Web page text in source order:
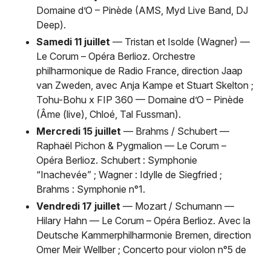
Domaine d’O – Pinède (AMS, Myd Live Band, DJ
Deep).
Samedi 11 juillet — Tristan et Isolde (Wagner) —
Le Corum – Opéra Berlioz. Orchestre
philharmonique de Radio France, direction Jaap
van Zweden, avec Anja Kampe et Stuart Skelton ;
Tohu-Bohu x FIP 360 — Domaine d’O – Pinède
(Âme (live), Chloé, Tal Fussman).
Mercredi 15 juillet — Brahms / Schubert —
Raphaël Pichon & Pygmalion — Le Corum –
Opéra Berlioz. Schubert : Symphonie
“Inachevée” ; Wagner : Idylle de Siegfried ;
Brahms : Symphonie n°1.
Vendredi 17 juillet — Mozart / Schumann —
Hilary Hahn — Le Corum – Opéra Berlioz. Avec la
Deutsche Kammerphilharmonie Bremen, direction
Omer Meir Wellber ; Concerto pour violon n°5 de